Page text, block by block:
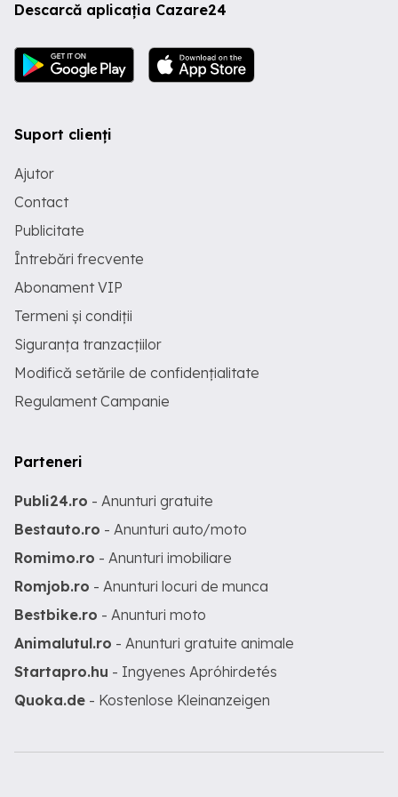
Descarcă aplicația Cazare24
Suport clienți
Ajutor
Contact
Publicitate
Întrebări frecvente
Abonament VIP
Termeni și condiții
Siguranța tranzacțiilor
Modifică setările de confidențialitate
Regulament Campanie
Parteneri
Publi24.ro - Anunturi gratuite
Bestauto.ro - Anunturi auto/moto
Romimo.ro - Anunturi imobiliare
Romjob.ro - Anunturi locuri de munca
Bestbike.ro - Anunturi moto
Animalutul.ro - Anunturi gratuite animale
Startapro.hu - Ingyenes Apróhirdetés
Quoka.de - Kostenlose Kleinanzeigen